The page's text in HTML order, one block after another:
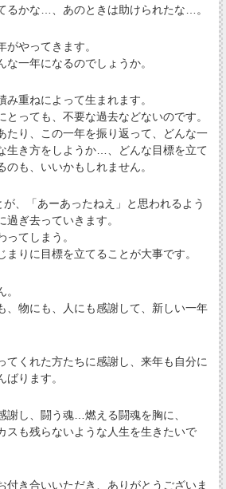
るかな…、あのときは助けられたな…。
やってきます。
一年になるのでしょうか。
重ねによって生まれます。
とっても、不要な過去などないのです。
たり、この一年を振り返って、どんな一
生き方をしようか…、どんな目標を立て
も、いいかもしれません。
、「あーあったねえ」と思われるよう
ぎ去っていきます。
てしまう。
まりに目標を立てることが大事です。
、物にも、人にも感謝して、新しい一年
てくれた方たちに感謝し、来年も自分に
ります。
謝し、闘う魂…燃える闘魂を胸に、
スも残らないような人生を生きたいで
付き合いいただき、ありがとうございま